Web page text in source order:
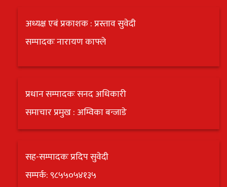
अध्यक्ष एबं प्रकाशक : प्रस्ताव सुवेदी
सम्पादकः नारायण काफ्ले
प्रधान सम्पादकः सनद अधिकारी
समाचार प्रमुख : अम्विका बन्जाडे
सह-सम्पादकः प्रदिप सुवेदी
सम्पर्क: ९८५५०५४१३५